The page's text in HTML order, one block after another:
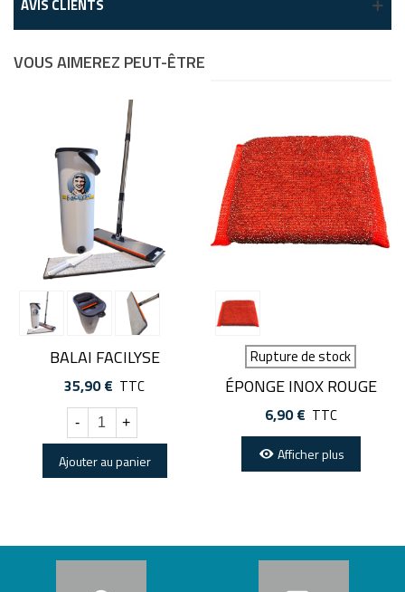
AVIS CLIENTS
VOUS AIMEREZ PEUT-ÊTRE
BALAI FACILYSE
35,90 € TTC
- +
Ajouter au panier
Rupture de stock
ÉPONGE INOX ROUGE
6,90 € TTC
Afficher plus